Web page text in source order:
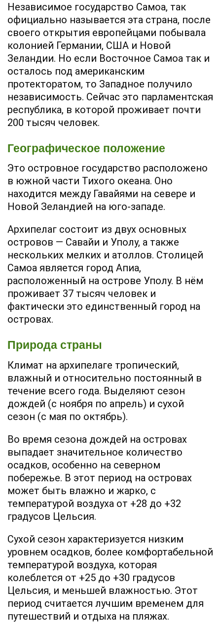
Независимое государство Самоа, так
официально называется эта страна, после
своего открытия европейцами побывала
колонией Германии, США и Новой
Зеландии. Но если Восточное Самоа так и
осталось под американским
протекторатом, то Западное получило
независимость. Сейчас это парламентская
республика, в которой проживает почти
200 тысяч человек.
Географическое положение
Это островное государство расположено
в южной части Тихого океана. Оно
находится между Гавайями на севере и
Новой Зеландией на юго-западе.
Архипелаг состоит из двух основных
островов — Савайи и Уполу, а также
нескольких мелких и атоллов. Столицей
Самоа является город Апиа,
расположенный на острове Уполу. В нём
проживает 37 тысяч человек и
фактически это единственный город на
островах.
Природа страны
Климат на архипелаге тропический,
влажный и относительно постоянный в
течение всего года. Выделяют сезон
дождей (с ноября по апрель) и сухой
сезон (с мая по октябрь).
Во время сезона дождей на островах
выпадает значительное количество
осадков, особенно на северном
побережье. В этот период на островах
может быть влажно и жарко, с
температурой воздуха от +28 до +32
градусов Цельсия.
Сухой сезон характеризуется низким
уровнем осадков, более комфортабельной
температурой воздуха, которая
колеблется от +25 до +30 градусов
Цельсия, и меньшей влажностью. Этот
период считается лучшим временем для
путешествий и отдыха на пляжах.